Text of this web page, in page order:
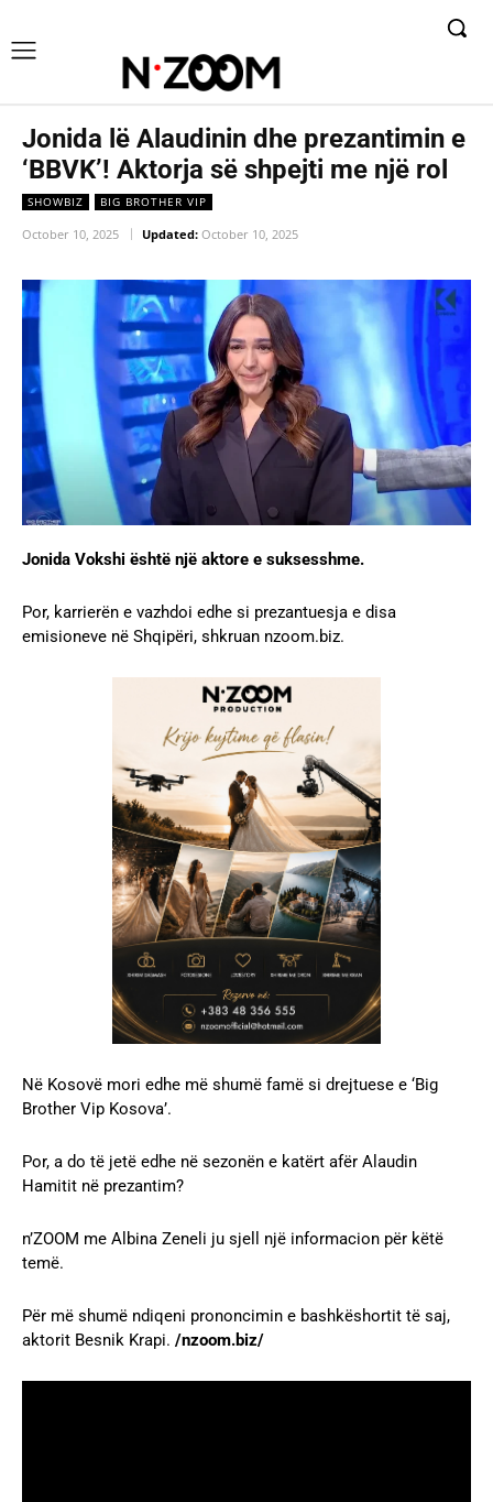
Jonida lë Alaudinin dhe prezantimin e
‘BBVK’! Aktorja së shpejti me një rol
SHOWBIZ BIG BROTHER VIP
October 10, 2025 Updated: October 10, 2025
Jonida Vokshi është një aktore e suksesshme.
Por, karrierën e vazhdoi edhe si prezantuesja e disa
emisioneve në Shqipëri, shkruan nzoom.biz.
Në Kosovë mori edhe më shumë famë si drejtuese e ‘Big
Brother Vip Kosova’.
Por, a do të jetë edhe në sezonën e katërt afër Alaudin
Hamitit në prezantim?
n’ZOOM me Albina Zeneli ju sjell një informacion për këtë
temë.
Për më shumë ndiqeni prononcimin e bashkëshortit të saj,
aktorit Besnik Krapi. /nzoom.biz/